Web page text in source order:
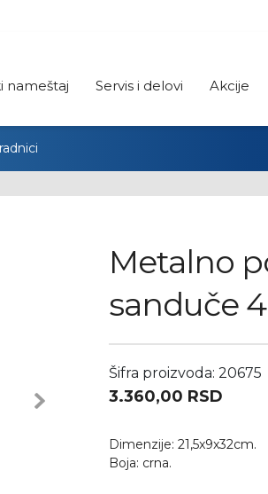
nameštaj Servis i delovi Akcije
Next
Metalno
sanduče
Šifra proizvoda: 20675
3.360,00 RSD
Dimenzije: 21,5x9x32cm.
Boja: crna.